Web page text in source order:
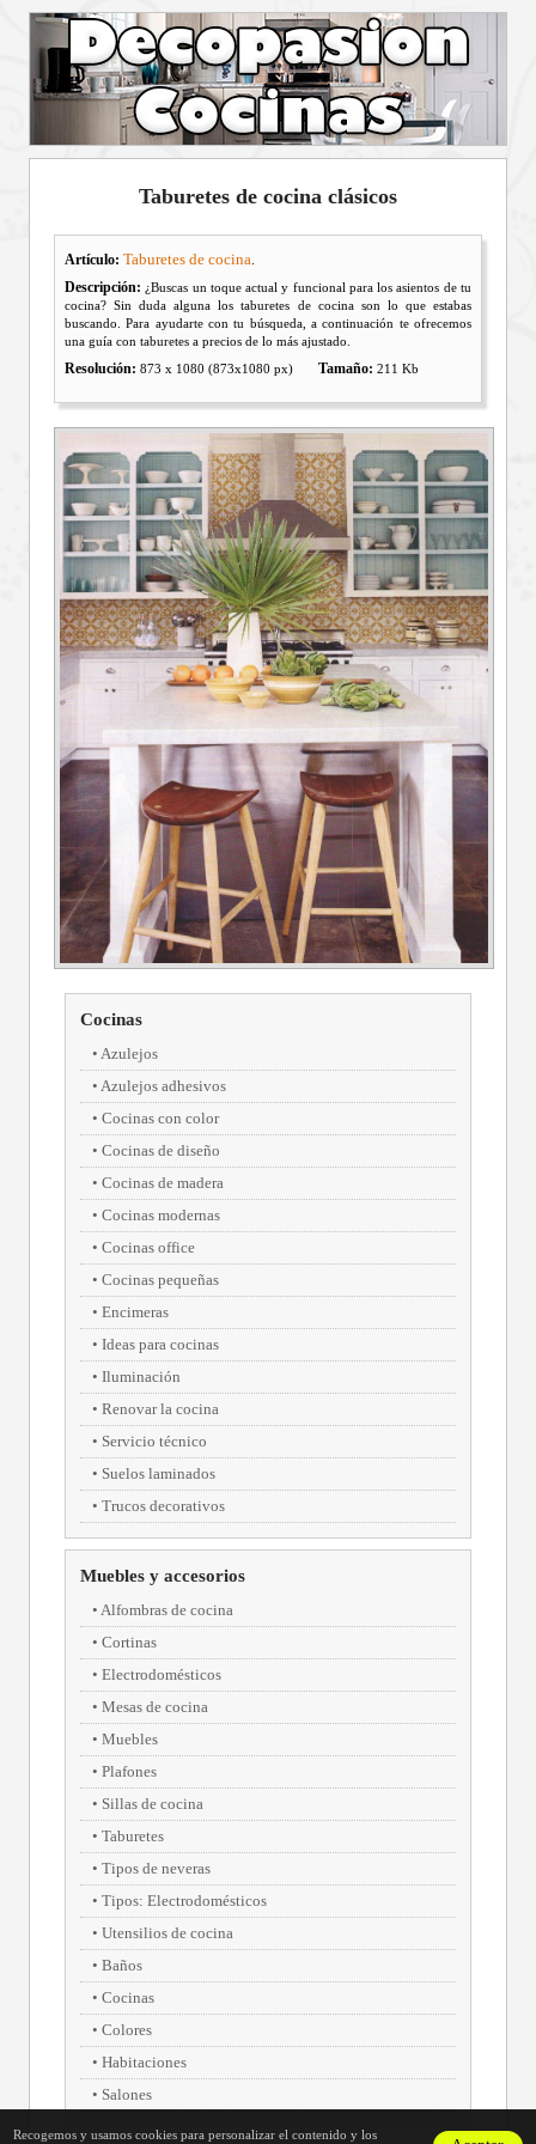
Taburetes de cocina clásicos
Artículo: Taburetes de cocina.
Descripción: ¿Buscas un toque actual y funcional para los asientos de tu
cocina? Sin duda alguna los taburetes de cocina son lo que estabas
buscando. Para ayudarte con tu búsqueda, a continuación te ofrecemos
una guía con taburetes a precios de lo más ajustado.
Resolución: 873 x 1080 (873x1080 px) Tamaño: 211 Kb
Cocinas
Azulejos
Azulejos adhesivos
Cocinas con color
Cocinas de diseño
Cocinas de madera
Cocinas modernas
Cocinas office
Cocinas pequeñas
Encimeras
Ideas para cocinas
Iluminación
Renovar la cocina
Servicio técnico
Suelos laminados
Trucos decorativos
Muebles y accesorios
Alfombras de cocina
Cortinas
Electrodomésticos
Mesas de cocina
Muebles
Plafones
Sillas de cocina
Taburetes
Tipos de neveras
Tipos: Electrodomésticos
Utensilios de cocina
Baños
Cocinas
Colores
Habitaciones
Salones
Recogemos y usamos cookies para personalizar el contenido y los